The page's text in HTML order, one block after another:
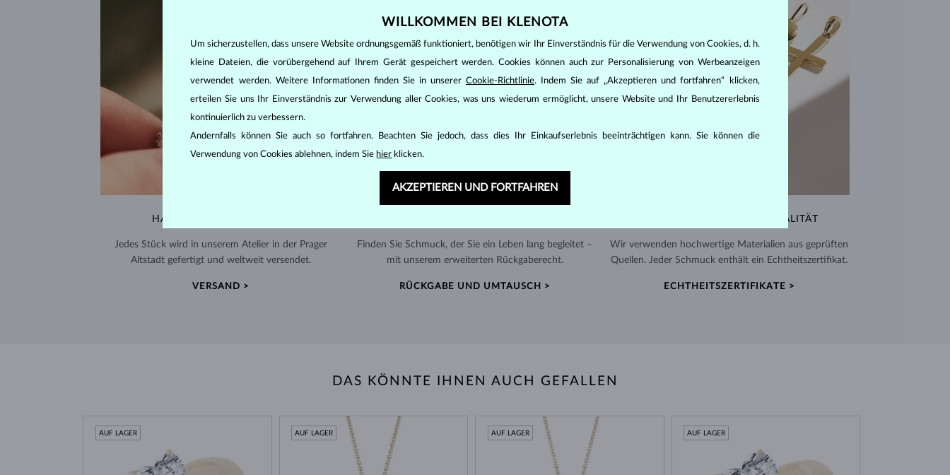
HANDGEFERTIGT IN PRAG
Jedes Stück wird in unserem Atelier in der Prager
Altstadt gefertigt und weltweit versendet.
VERSAND >
Finden Sie Schmuck, der Sie ein Leben lang begleitet –
mit unserem erweiterten Rückgaberecht.
RÜCKGABE UND UMTAUSCH >
AUSSERGEWÖHNLICHE QUALITÄT
Wir verwenden hochwertige Materialien aus geprüften
Quellen. Jeder Schmuck enthält ein Echtheitszertifikat.
ECHTHEITSZERTIFIKATE >
DAS KÖNNTE IHNEN AUCH GEFALLEN
AUF LAGER AUF LAGER AUF LAGER AUF LAGER
WILLKOMMEN BEI KLENOTA
Um sicherzustellen, dass unsere Website ordnungsgemäß funktioniert, benötigen wir Ihr Einverständnis für die Verwendung von Cookies, d. h.
kleine Dateien, die vorübergehend auf Ihrem Gerät gespeichert werden. Cookies können auch zur Personalisierung von Werbeanzeigen
verwendet werden. Weitere Informationen finden Sie in unsererCookie-Richtlinie. Indem Sie auf „Akzeptieren und fortfahren“ klicken,
erteilen Sie uns Ihr Einverständnis zur Verwendung aller Cookies, was uns wiederum ermöglicht, unsere Website und Ihr Benutzererlebnis
kontinuierlich zu verbessern.
Andernfalls können Sie auch so fortfahren. Beachten Sie jedoch, dass dies Ihr Einkaufserlebnis beeinträchtigen kann. Sie können die
Verwendung von Cookies ablehnen, indem Sie hier klicken.
AKZEPTIEREN UND FORTFAHREN